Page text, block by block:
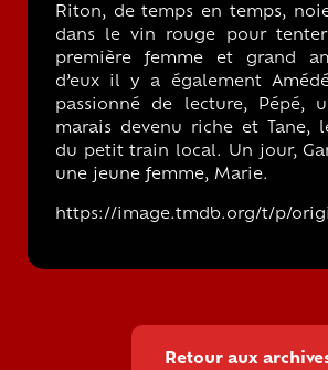
Riton, de temps en temps,
dans le vin rouge pour tenter
première femme et grand
d’eux il y a également
passionné de lecture, Pépé,
marais devenu riche et Tane,
du petit train local. Un jour,
une jeune femme, Marie.
https://image.tmdb.org/t/p/
Retour aux